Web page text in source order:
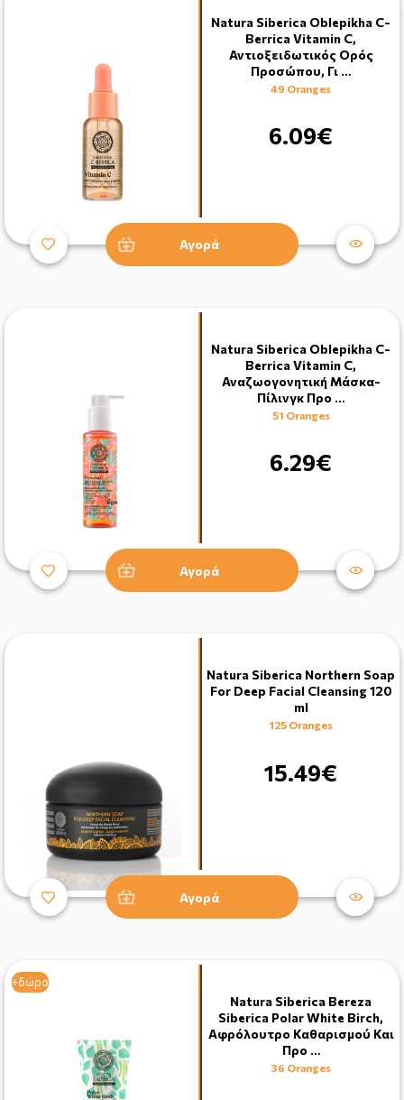
Natura Siberica Oblepikha C-
Berrica Vitamin C,
Αντιοξειδωτικός Ορός
Προσώπου, Γι …
49 Oranges
6.09€
Αγορά
Natura Siberica Oblepikha C-
Berrica Vitamin C,
Αναζωογονητική Μάσκα-
Πίλινγκ Προ …
51 Oranges
6.29€
Αγορά
Natura Siberica Northern Soap
For Deep Facial Cleansing 120
ml
125 Oranges
15.49€
Αγορά
+δώρο
Natura Siberica Bereza
Siberica Polar White Birch,
Αφρόλουτρο Καθαρισμού Και
Προ …
36 Oranges